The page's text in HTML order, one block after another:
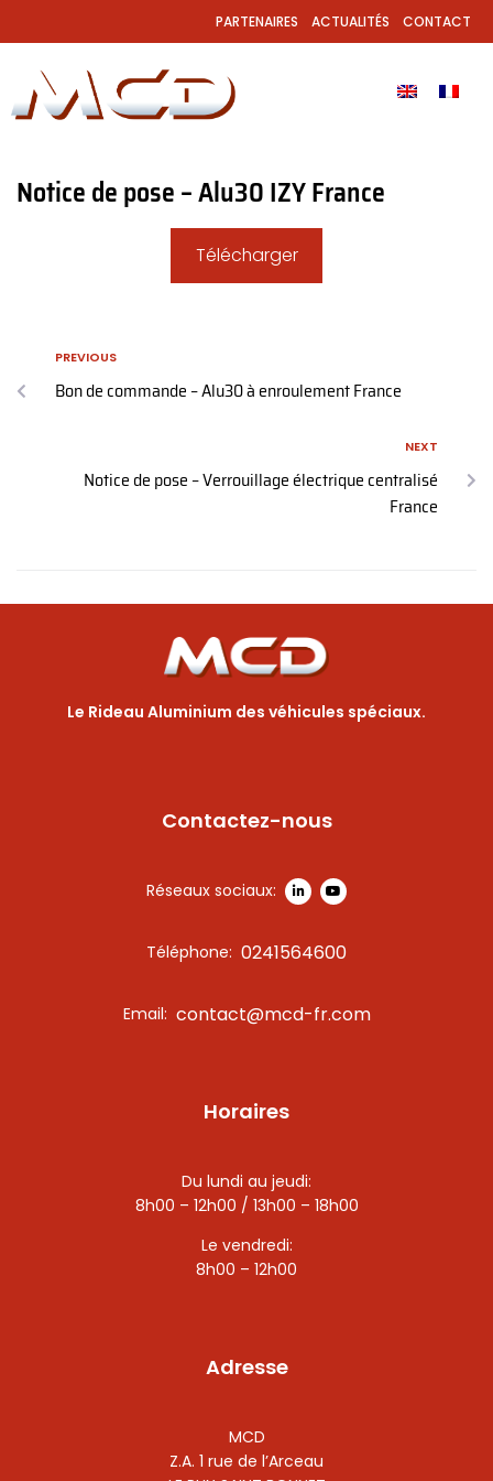
PARTENAIRES ACTUALITÉS CONTACT
Notice de pose – Alu30 IZY France
Télécharger
PREVIOUS
Bon de commande – Alu30 à enroulement France
NEXT
Notice de pose – Verrouillage électrique centralisé
France
Le Rideau Aluminium des véhicules spéciaux.
Contactez-nous
Réseaux sociaux:
Téléphone: 0241564600
Email: contact@mcd-fr.com
Horaires
Du lundi au jeudi:
8h00 – 12h00 / 13h00 – 18h00
Le vendredi:
8h00 – 12h00
Adresse
MCD
Z.A. 1 rue de l’Arceau